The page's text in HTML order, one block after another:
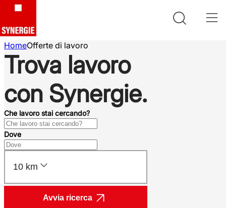
HomeOfferte di lavoro
Trova lavoro
con Synergie.
Che lavoro stai cercando?
Dove
10 km
Avvia ricerca